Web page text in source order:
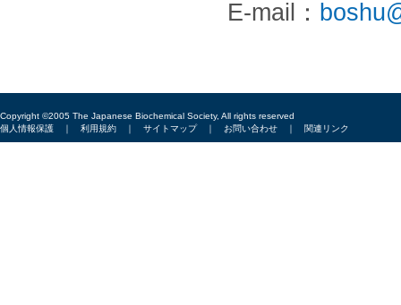
E-mail：
Copyright ©2005 The Japanese Biochemical Society, All rights reserved
個人情報保護 ｜ 利用規約 ｜ サイトマップ｜ お問い合わせ ｜ 関連リンク